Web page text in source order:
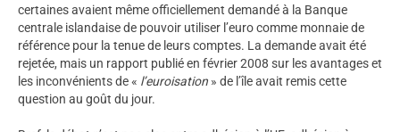
certaines avaient même officiellement demandé à la Banque
centrale islandaise de pouvoir utiliser l’euro comme monnaie de
référence pour la tenue de leurs comptes. La demande avait été
rejetée, mais un rapport publié en février 2008 sur les avantages et
les inconvénients de « l’euroisation » de l’île avait remis cette
question au goût du jour.